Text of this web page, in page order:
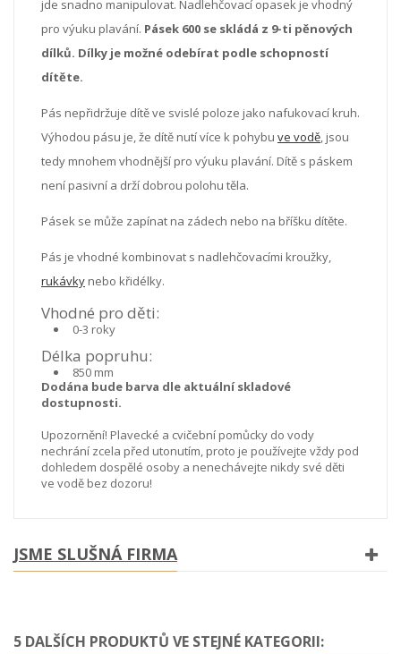
jde snadno manipulovat. Nadlehčovací opasek je vhodný
pro výuku plavání. Pásek 600 se skládá z 9-ti pěnových
dílků. Dílky je možné odebírat podle schopností
dítěte.
Pás nepřidržuje dítě ve svislé poloze jako nafukovací kruh.
Výhodou pásu je, že dítě nutí více k pohybu ve vodě, jsou
tedy mnohem vhodnější pro výuku plavání. Dítě s páskem
není pasivní a drží dobrou polohu těla.
Pásek se může zapínat na zádech nebo na bříšku dítěte.
Pás je vhodné kombinovat s nadlehčovacími kroužky,
rukávky nebo křidélky.
Vhodné pro děti:
0-3 roky
Délka popruhu:
850 mm
Dodána bude barva dle aktuální skladové
dostupnosti.
Upozornění! Plavecké a cvičební pomůcky do vody
nechrání zcela před utonutím, proto je používejte vždy pod
dohledem dospělé osoby a nenechávejte nikdy své děti
ve vodě bez dozoru!
JSME SLUŠNÁ FIRMA
5 DALŠÍCH PRODUKTŮ VE STEJNÉ KATEGORII: